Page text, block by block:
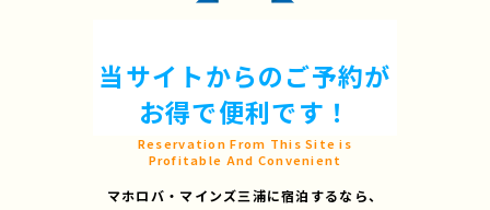
当サイトからのご予約が
お得で便利です！
Reservation From This Site is
Profitable And Convenient
マホロバ・マインズ三浦に宿泊するなら、